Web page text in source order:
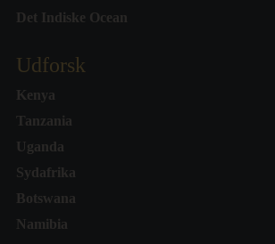
Det Indiske Ocean
Udforsk
Kenya
Tanzania
Uganda
Sydafrika
Botswana
Namibia